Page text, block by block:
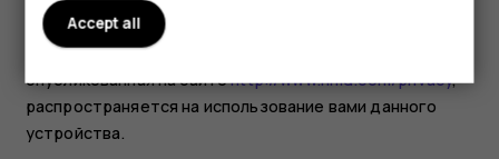
уведомления.
Политика конфиденциальности HMD Global,
опубликованная на сайтеhttp://www.hmd.com/privacy,
распространяется на использование вами данного
устройства.
Accept all